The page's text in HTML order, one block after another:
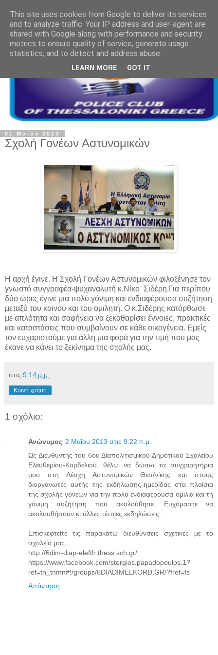
01 Μαΐου 2013
Σχολή Γονέων Αστυνομικών
Η αρχή έγινε. Η Σχολή Γονέων Αστυνομικών φιλοξένησε τον
γνωστό συγγραφέα-ψυχαναλυτή κ.Νίκο Σιδέρη.Για περίπου
δύο ώρες έγινε μια πολύ γόνιμη και ενδιαφέρουσα συζήτηση
μεταξύ του κοινού και του ομιλητή. Ο κ.Σιδέρης κατόρθωσε
με απλότητα και σαφήνεια να ξεκαθαρίσει έννοιες, πρακτικές
και καταστάσεις που συμβαίνουν σε κάθε οικογένεια. Εμείς
τον ευχαριστούμε για άλλη μια φορά για την τιμή που μας
έκανε να κάνει το ξεκίνημα της σχολής μας.
στις 9:14 μ.μ.
Κοινή χρήση
1 σχόλιο:
Ανώνυμος 2 Μαΐου 2013 στις 9:22 π.μ.
Ως Διευθυντής του 6ου Διαπολιτισμικού Δημοτικού Σχολείου
Ελευθερίου-Κορδελιού, θέλω να δώσω τα συγχαρητήρια
μου στη Λέσχη Αστυνομικών Θεσ/νίκης και στους
διοργανωτές αυτής της εκδήλωσης-ημερίδας στα πλαίσια
της σχολής γονεών για την πολύ ενδιαφέρουσα ομιλία και τη
γόνιμη συζήτηση που ακολούθησε. Ευχόμαστε να
ακολουθήσουν κι άλλες τέτοιες εκδηλώσεις.
Επισκεφτείτε τις παρακάτω διευθύνσεις σχετικές με το
σχολείο μας.
http://6dim-diap-elefth.thess.sch.gr/
https://www.facebook.com/stergios.papadopoulos.1?
ref=tn_tnmn#!/groups/6DIADIMELKORD.GR/?fref=ts
Απάντηση
This site uses cookies from Google to deliver its services
and to analyze traffic. Your IP address and user-agent are
shared with Google along with performance and security
metrics to ensure quality of service, generate usage
statistics, and to detect and address abuse.
LEARN MORE GOT IT